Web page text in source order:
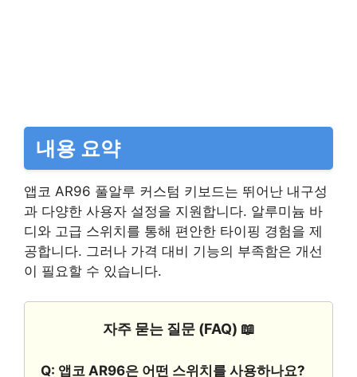
내용 요약
앱코 AR96 풀알루 커스텀 키보드는 뛰어난 내구성
과 다양한 사용자 설정을 지원합니다. 알루미늄 바
디와 고급 스위치를 통해 편안한 타이핑 경험을 제
공합니다. 그러나 가격 대비 기능의 부족함은 개선
이 필요할 수 있습니다.
자주 묻는 질문 (FAQ) 📖
Q: 앱코 AR96은 어떤 스위치를 사용하나요?